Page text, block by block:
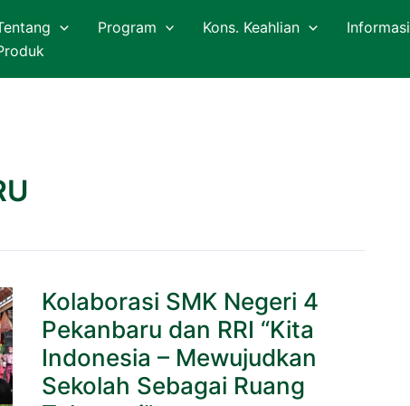
Program Kons. Keahlian Informasi
Kolaborasi SMK Negeri 4
Pekanbaru dan RRI “Kita
Indonesia – Mewujudkan
Sekolah Sebagai Ruang
Kolaborasi
SMK
Negeri
4
Pekanbaru
dan
RRI
“Kita